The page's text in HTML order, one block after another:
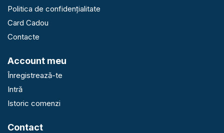
Politica de confidențialitate
Card Cadou
Contacte
Account meu
Înregistrează-te
Intră
Istoric comenzi
Contact